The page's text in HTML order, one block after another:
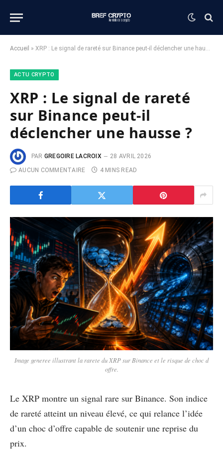
Accueil » XRP : Le signal de rareté sur Binance peut-il déclencher une hausse ?
ACTU CRYPTO
XRP : Le signal de rareté
sur Binance peut-il
déclencher une hausse ?
PAR GREGOIRE LACROIX
28 AVRIL 2026
AUCUN COMMENTAIRE
4 MINS READ
Image generee illustrant la rarete du XRP sur Binance et le risque de choc d
offre.
Le XRP montre un signal rare sur Binance. Son indice
de rareté atteint un niveau élevé, ce qui relance l’idée
d’un choc d’offre capable de soutenir une reprise du
prix.